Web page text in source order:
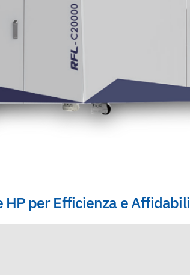
HP per Efficienza e